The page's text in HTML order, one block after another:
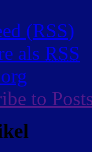
(RSS)
als RSS
to